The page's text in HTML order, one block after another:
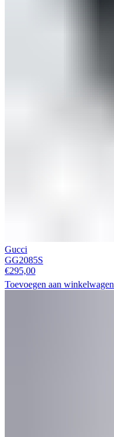
Gucci
GG2085S
€295,00
Toevoegen aan winkelwagen